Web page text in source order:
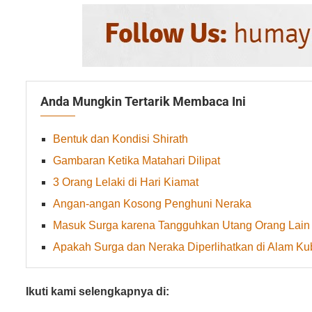
Anda Mungkin Tertarik Membaca Ini
Bentuk dan Kondisi Shirath
Gambaran Ketika Matahari Dilipat
3 Orang Lelaki di Hari Kiamat
Angan-angan Kosong Penghuni Neraka
Masuk Surga karena Tangguhkan Utang Orang Lain
Apakah Surga dan Neraka Diperlihatkan di Alam
Ikuti kami selengkapnya di: